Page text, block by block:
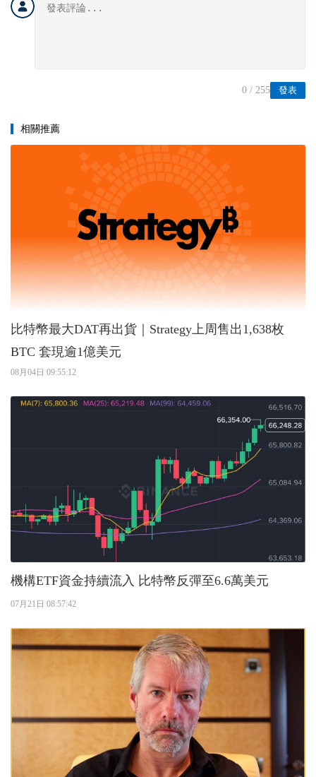
發表
0 / 255
相關推薦
比特幣最大DAT再出貨｜Strategy上周售出1,638枚
BTC 套現逾1億美元
08月04日 09:55:12
機構ETF資金持續流入 比特幣反彈至6.6萬美元
07月21日 08:57:42